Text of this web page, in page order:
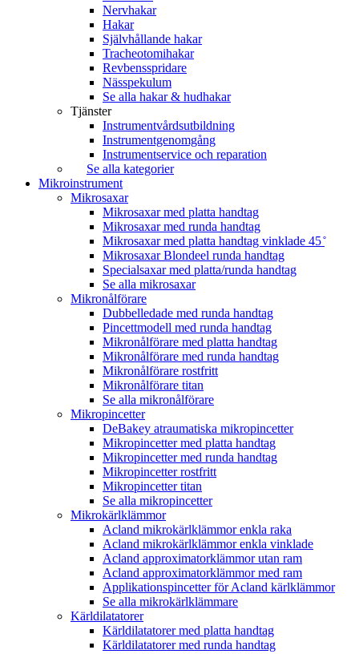
Nervhakar
Hakar
Självhållande hakar
Tracheotomihakar
Revbensspridare
Nässpekulum
Se alla hakar & hudhakar
Tjänster
Instrumentvårdsutbildning
Instrumentgenomgång
Instrumentservice och reparation
Se alla kategorier
Mikroinstrument
Mikrosaxar
Mikrosaxar med platta handtag
Mikrosaxar med runda handtag
Mikrosaxar med platta handtag vinklade 45 ̊
Mikrosaxar Blondeel runda handtag
Specialsaxar med platta/runda handtag
Se alla mikrosaxar
Mikronålförare
Dubbelledade med runda handtag
Pincettmodell med runda handtag
Mikronålförare med platta handtag
Mikronålförare med runda handtag
Mikronålförare rostfritt
Mikronålförare titan
Se alla mikronålförare
Mikropincetter
DeBakey atraumatiska mikropincetter
Mikropincetter med platta handtag
Mikropincetter med runda handtag
Mikropincetter rostfritt
Mikropincetter titan
Se alla mikropincetter
Mikrokärlklämmor
Acland mikrokärlklämmor enkla raka
Acland mikrokärlklämmor enkla vinklade
Acland approximatorklämmor utan ram
Acland approximatorklämmor med ram
Applikationspincetter för Acland kärlklämmor
Se alla mikrokärlklämmare
Kärldilatatorer
Kärldilatatorer med platta handtag
Kärldilatatorer med runda handtag